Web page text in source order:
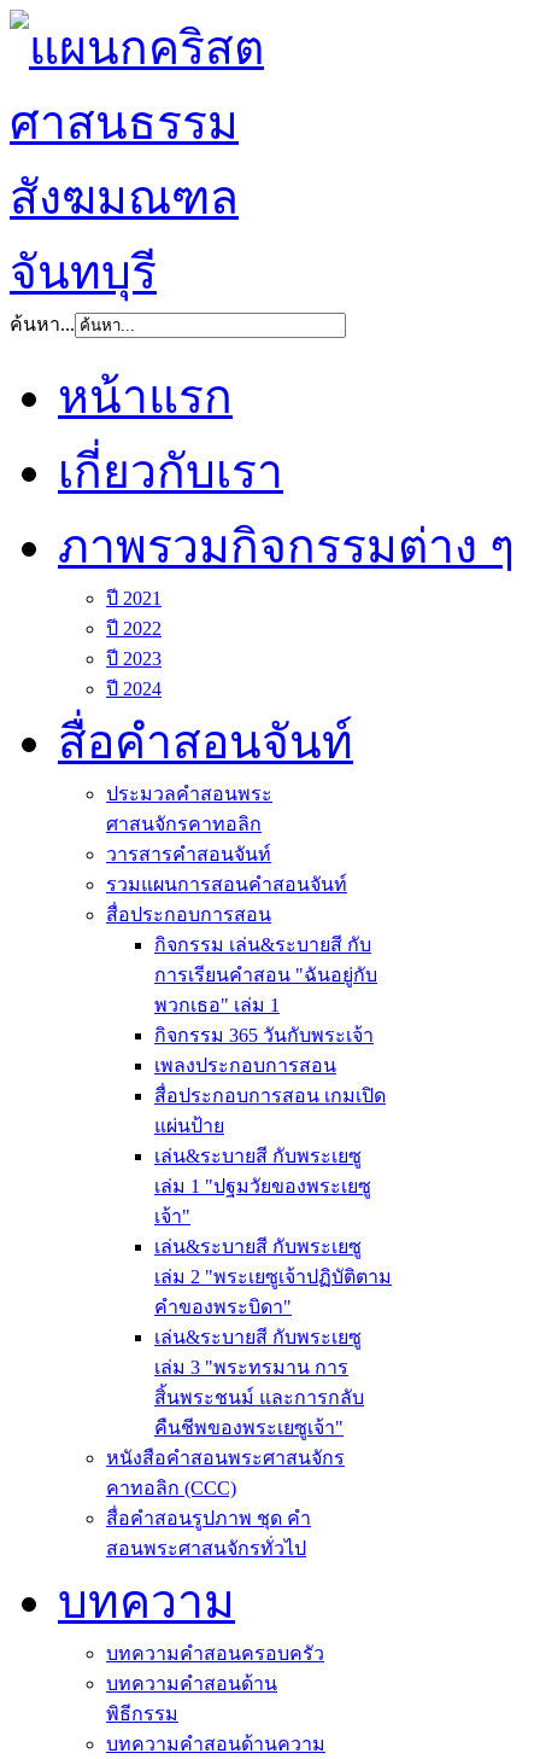
ค้นหา...
หน้าแรก
เกี่ยวกับเรา
ภาพรวมกิจกรรมต่าง ๆ
ปี 2021
ปี 2022
ปี 2023
ปี 2024
สื่อคำสอนจันท์
ประมวลคำสอนพระ
ศาสนจักรคาทอลิก
วารสารคำสอนจันท์
รวมแผนการสอนคำสอนจันท์
สื่อประกอบการสอน
กิจกรรม เล่น&ระบายสี กับ
การเรียนคำสอน "ฉันอยู่กับ
พวกเธอ" เล่ม 1
กิจกรรม 365 วันกับพระเจ้า
เพลงประกอบการสอน
สื่อประกอบการสอน เกมเปิด
แผ่นป้าย
เล่น&ระบายสี กับพระเยซู
เล่ม 1 "ปฐมวัยของพระเยซู
เจ้า"
เล่น&ระบายสี กับพระเยซู
เล่ม 2 "พระเยซูเจ้าปฏิบัติตาม
คำของพระบิดา"
เล่น&ระบายสี กับพระเยซู
เล่ม 3 "พระทรมาน การ
สิ้นพระชนม์ และการกลับ
คืนชีพของพระเยซูเจ้า"
หนังสือคำสอนพระศาสนจักร
คาทอลิก (CCC)
สื่อคำสอนรูปภาพ ชุด คำ
สอนพระศาสนจักรทั่วไป
บทความ
บทความคำสอนครอบครัว
บทความคำสอนด้าน
พิธีกรรม
บทความคำสอนด้านความ